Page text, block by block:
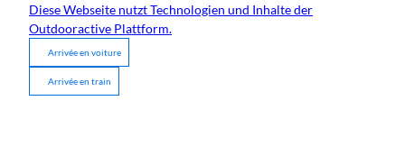
Diese Webseite nutzt Technologien und Inhalte der
Outdooractive Plattform.
Arrivée en voiture
Arrivée en train